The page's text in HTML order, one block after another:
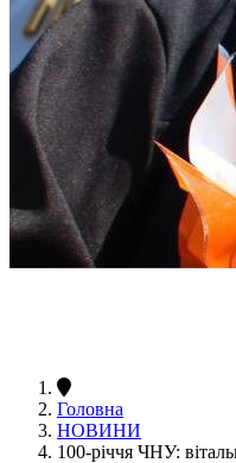
Головна
НОВИНИ
100-річчя ЧНУ: